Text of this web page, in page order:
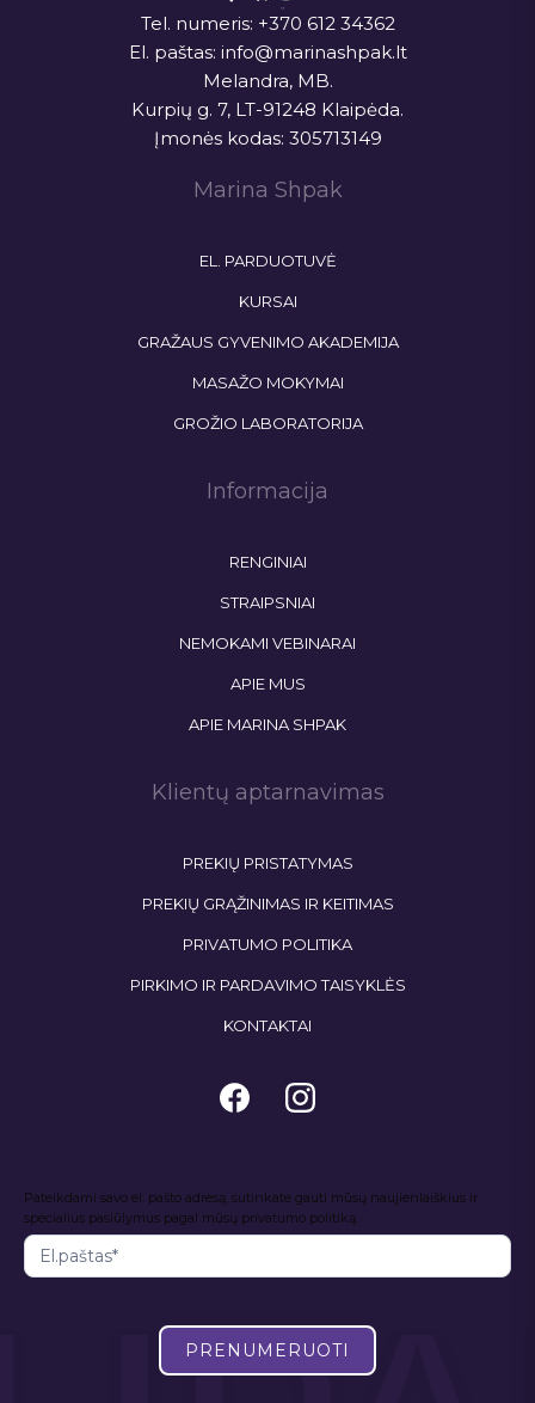
Tel. numeris: +370 612 34362
El. paštas: info@marinashpak.lt
Melandra, MB.
Kurpių g. 7, LT-91248 Klaipėda.
Įmonės kodas: 305713149
Marina Shpak
EL. PARDUOTUVĖ
KURSAI
GRAŽAUS GYVENIMO AKADEMIJA
MASAŽO MOKYMAI
GROŽIO LABORATORIJA
Informacija
RENGINIAI
STRAIPSNIAI
NEMOKAMI VEBINARAI
APIE MUS
APIE MARINA SHPAK
Klientų aptarnavimas
PREKIŲ PRISTATYMAS
PREKIŲ GRĄŽINIMAS IR KEITIMAS
PRIVATUMO POLITIKA
PIRKIMO IR PARDAVIMO TAISYKLĖS
KONTAKTAI
Naujienlaiškis
Pateikdami savo el. pašto adresą, sutinkate gauti mūsų naujienlaiškius ir
specialius pasiūlymus pagal mūsų privatumo politiką.
PRENUMERUOTI
I
f